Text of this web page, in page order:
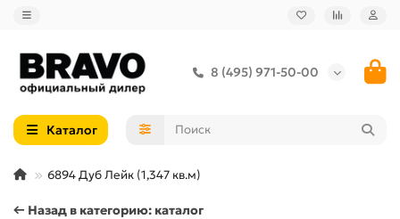
8 (495) 971-50-00
Каталог
6894 Дуб Лейк (1,347 кв.м)
← Назад в категорию: каталог